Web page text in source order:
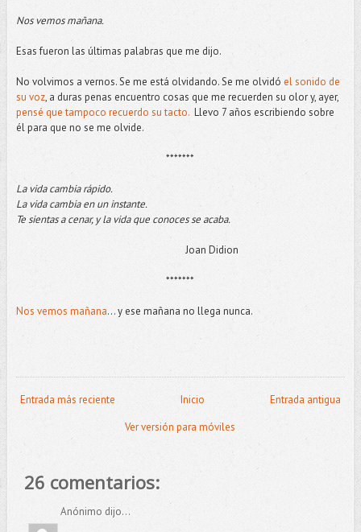
Nos vemos mañana.
Esas fueron las últimas palabras que me dijo.
No volvimos a vernos. Se me está olvidando. Se me olvidó el sonido de
su voz, a duras penas encuentro cosas que me recuerden su olor y, ayer,
pensé que tampoco recuerdo su tacto. Llevo 7 años escribiendo sobre
él para que no se me olvide.
*******
La vida cambia rápido.
La vida cambia en un instante.
Te sientas a cenar, y la vida que conoces se acaba.
Joan Didion
*******
Nos vemos mañana... y ese mañana no llega nunca.
Entrada más reciente Entrada antigua
Inicio
Ver versión para móviles
26 comentarios:
Anónimo dijo...